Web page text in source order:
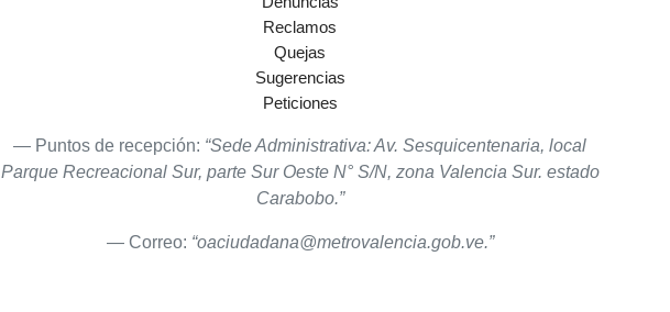
Reclamos
Quejas
Sugerencias
Peticiones
Puntos de recepción: “Sede Administrativa: Av. Sesquicentenaria, local
Parque Recreacional Sur, parte Sur Oeste N° S/N, zona Valencia Sur. estado
Carabobo.”
Correo: “oaciudadana@metrovalencia.gob.ve.”